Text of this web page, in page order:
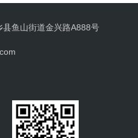
鱼山街道金兴路A888号